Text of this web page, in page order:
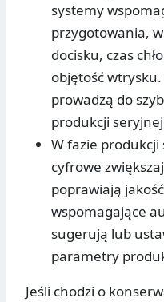
systemy
przygotowania,
docisku, czas
objętość
prowadzą do
produkcji
W fazie
cyfrowe
poprawiają
wspomagające
sugerują lub
parametry
Jeśli chodzi o